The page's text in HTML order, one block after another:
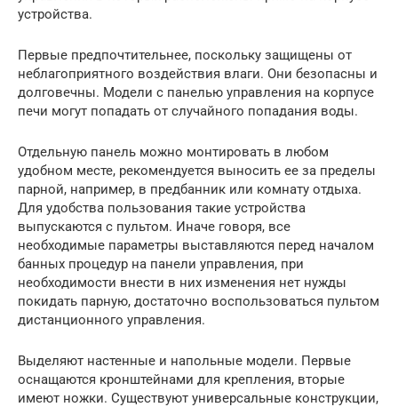
устройства.
Первые предпочтительнее, поскольку защищены от
неблагоприятного воздействия влаги. Они безопасны и
долговечны. Модели с панелью управления на корпусе
печи могут попадать от случайного попадания воды.
Отдельную панель можно монтировать в любом
удобном месте, рекомендуется выносить ее за пределы
парной, например, в предбанник или комнату отдыха.
Для удобства пользования такие устройства
выпускаются с пультом. Иначе говоря, все
необходимые параметры выставляются перед началом
банных процедур на панели управления, при
необходимости внести в них изменения нет нужды
покидать парную, достаточно воспользоваться пультом
дистанционного управления.
Выделяют настенные и напольные модели. Первые
оснащаются кронштейнами для крепления, вторые
имеют ножки. Существуют универсальные конструкции,